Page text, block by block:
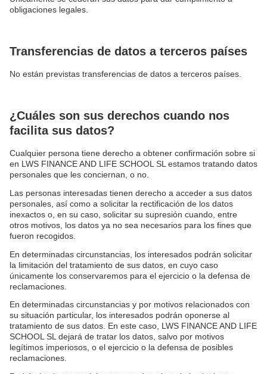
obligaciones legales.
Transferencias de datos a terceros países
No están previstas transferencias de datos a terceros países.
¿Cuáles son sus derechos cuando nos
facilita sus datos?
Cualquier persona tiene derecho a obtener confirmación sobre si
en LWS FINANCE AND LIFE SCHOOL SL estamos tratando datos
personales que les conciernan, o no.
Las personas interesadas tienen derecho a acceder a sus datos
personales, así como a solicitar la rectificación de los datos
inexactos o, en su caso, solicitar su supresión cuando, entre
otros motivos, los datos ya no sea necesarios para los fines que
fueron recogidos.
En determinadas circunstancias, los interesados podrán solicitar
la limitación del tratamiento de sus datos, en cuyo caso
únicamente los conservaremos para el ejercicio o la defensa de
reclamaciones.
En determinadas circunstancias y por motivos relacionados con
su situación particular, los interesados podrán oponerse al
tratamiento de sus datos. En este caso, LWS FINANCE AND LIFE
SCHOOL SL dejará de tratar los datos, salvo por motivos
legítimos imperiosos, o el ejercicio o la defensa de posibles
reclamaciones.